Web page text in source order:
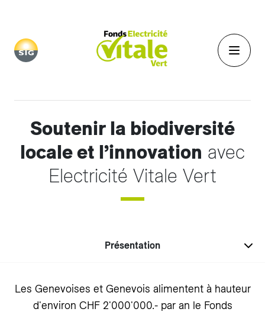
Soutenir la biodiversité
locale et l’innovation avec
Electricité Vitale Vert
Présentation
Les Genevoises et Genevois alimentent à hauteur
d'environ CHF 2'000'000.- par an le Fonds